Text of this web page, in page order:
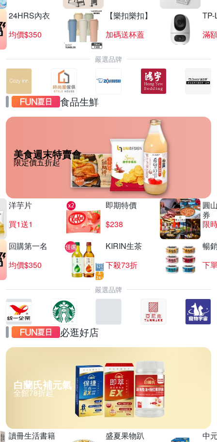
24HRS內衣
均價$350
【樂扣樂扣】
加碼送杯蓋
TP-
滿
嚴選品牌
食品生鮮
美食週末特賣會
限定價五折起
洋芋片
買1送1
即期特價
$238
圓
券
限
回購第一名
均價$350
KIRIN生茶
下殺73折
暢
下
嚴選品牌
必逛好店
白蘭氏補元氣
全館78折起
讀冊生活書籍
盛夏果物趴
中